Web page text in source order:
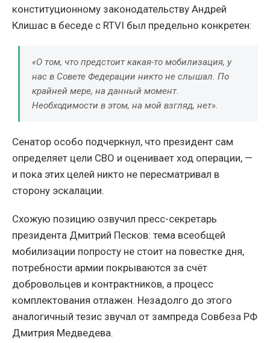
конституционному законодательству Андрей
Клишас в беседе с RTVI был предельно конкретен:
«О том, что предстоит какая-то мобилизация, у
нас в Совете Федерации никто не слышал. По
крайней мере, на данный момент.
Необходимости в этом, на мой взгляд, нет».
Сенатор особо подчеркнул, что президент сам
определяет цели СВО и оценивает ход операции, —
и пока этих целей никто не пересматривал в
сторону эскалации.
Схожую позицию озвучил пресс-секретарь
президента Дмитрий Песков: тема всеобщей
мобилизации попросту не стоит на повестке дня,
потребности армии покрываются за счёт
добровольцев и контрактников, а процесс
комплектования отлажен. Незадолго до этого
аналогичный тезис звучал от зампреда Совбеза РФ
Дмитрия Медведева.